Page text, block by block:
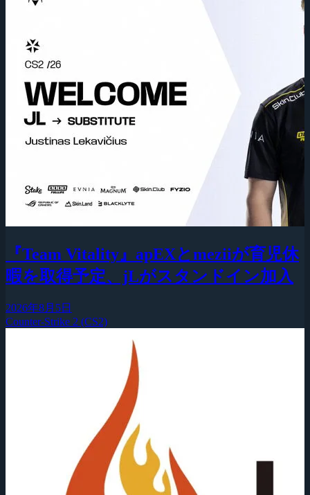
『Team Vitality』apEXとmeziiが育児休
暇を取得予定、jLがスタンドイン加入
2026年8月5日
Counter-Strike 2 (CS2)